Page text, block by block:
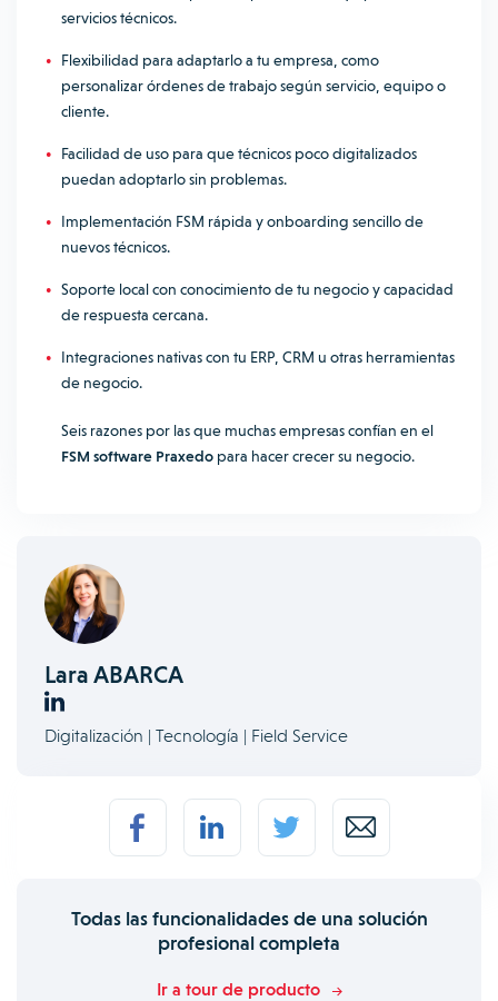
servicios técnicos.
Flexibilidad para adaptarlo a tu empresa, como
personalizar órdenes de trabajo según servicio, equipo o
cliente.
Facilidad de uso para que técnicos poco digitalizados
puedan adoptarlo sin problemas.
Implementación FSM rápida y onboarding sencillo de
nuevos técnicos.
Soporte local con conocimiento de tu negocio y capacidad
de respuesta cercana.
Integraciones nativas con tu ERP, CRM u otras herramientas
de negocio.
Seis razones por las que muchas empresas confían en el
FSM software Praxedo para hacer crecer su negocio.
Lara ABARCA
Digitalización | Tecnología | Field Service
Todas las funcionalidades de una solución
profesional completa
Ir a tour de producto